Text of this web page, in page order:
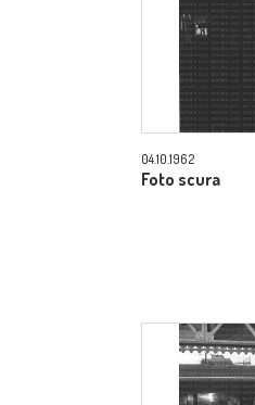
04.10.1962
Foto scura